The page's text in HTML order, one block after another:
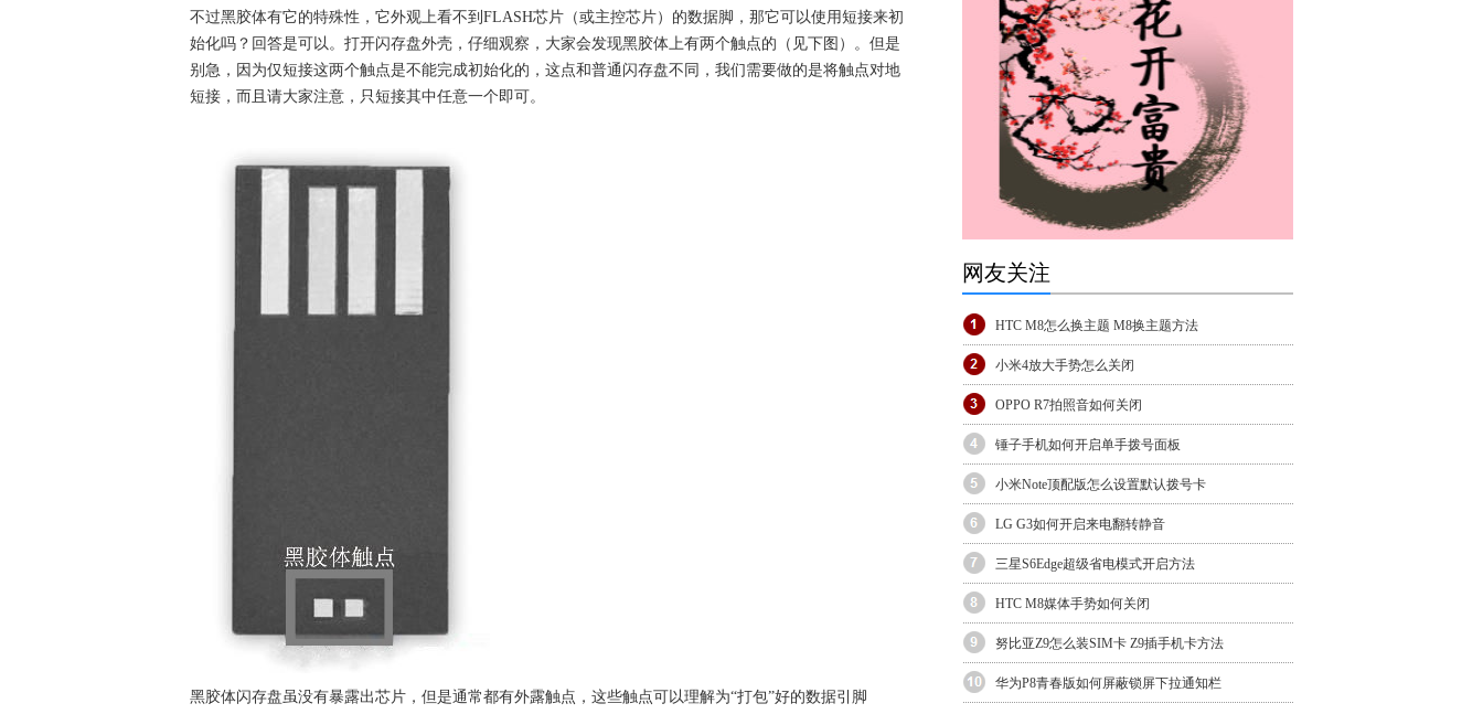
不过黑胶体有它的特殊性，它外观上看不到FLASH芯片（或主控芯片）的数据脚，那它可以使用短接来初
始化吗？回答是可以。打开闪存盘外壳，仔细观察，大家会发现黑胶体上有两个触点的（见下图）。但是
别急，因为仅短接这两个触点是不能完成初始化的，这点和普通闪存盘不同，我们需要做的是将触点对地
短接，而且请大家注意，只短接其中任意一个即可。
黑胶体闪存盘虽没有暴露出芯片，但是通常都有外露触点，这些触点可以理解为“打包”好的数据引脚
网友关注
HTC M8怎么换主题 M8换主题方法
小米4放大手势怎么关闭
OPPO R7拍照音如何关闭
锤子手机如何开启单手拨号面板
小米Note顶配版怎么设置默认拨号卡
LG G3如何开启来电翻转静音
三星S6Edge超级省电模式开启方法
HTC M8媒体手势如何关闭
努比亚Z9怎么装SIM卡 Z9插手机卡方法
华为P8青春版如何屏蔽锁屏下拉通知栏